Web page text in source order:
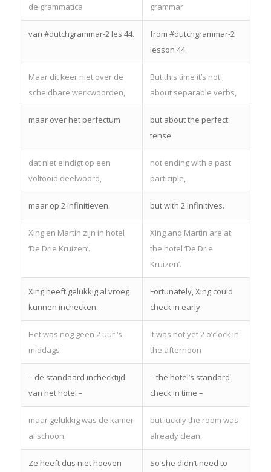
de grammatica
grammar
van #dutchgrammar-2 les 44.
from #dutchgrammar-2
lesson 44.
Maar dit keer niet over de
scheidbare werkwoorden,
But this time it’s not
about separable verbs,
maar over het perfectum
but about the perfect
tense
dat niet eindigt op een
voltooid deelwoord,
not ending with a past
participle,
maar op 2 infinitieven. but with 2 infinitives.
Xing en Martin zijn in hotel
‘De Drie Kruizen’.
Xing and Martin are at
the hotel ‘De Drie
Kruizen’.
Xing heeft gelukkig al vroeg
kunnen inchecken.
Fortunately, Xing could
check in early.
Het was nog geen 2 uur ‘s
middags
It was not yet 2 o’clock in
the afternoon
– de standaard inchecktijd
van het hotel –
– the hotel’s standard
check in time –
maar gelukkig was de kamer
al schoon.
but luckily the room was
already clean.
Ze heeft dus niet hoeven
So she didn’t need to